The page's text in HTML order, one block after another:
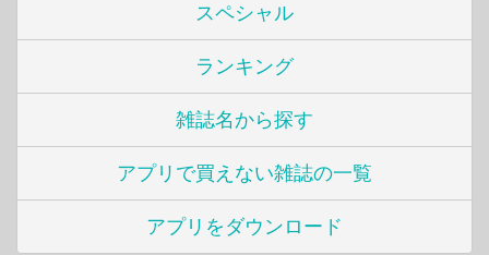
スペシャル
ランキング
雑誌名から探す
アプリで買えない雑誌の一覧
アプリをダウンロード